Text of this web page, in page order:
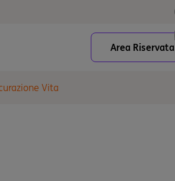
Area Riservata
Vita